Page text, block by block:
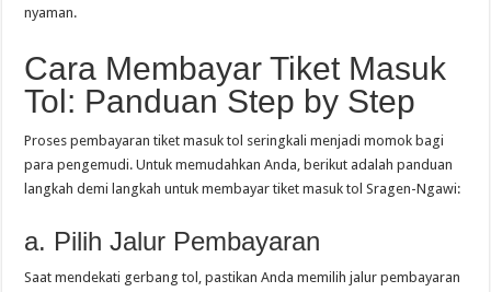
nyaman.
Cara Membayar Tiket Masuk
Tol: Panduan Step by Step
Proses pembayaran tiket masuk tol seringkali menjadi momok bagi
para pengemudi. Untuk memudahkan Anda, berikut adalah panduan
langkah demi langkah untuk membayar tiket masuk tol Sragen-Ngawi:
a. Pilih Jalur Pembayaran
Saat mendekati gerbang tol, pastikan Anda memilih jalur pembayaran